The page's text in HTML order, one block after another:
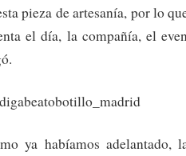
pieza de artesanía, por lo
el día, la compañía, el
ya habíamos adelantado,